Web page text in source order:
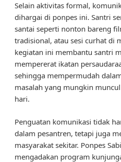
Selain aktivitas formal,
dihargai di ponpes ini. Santri
santai seperti nonton bareng
tradisional, atau sesi curhat di
kegiatan ini membantu santri
mempererat ikatan
sehingga mempermudah
masalah yang mungkin
hari.
Penguatan komunikasi tidak
dalam pesantren, tetapi juga
masyarakat sekitar. Ponpes
mengadakan program